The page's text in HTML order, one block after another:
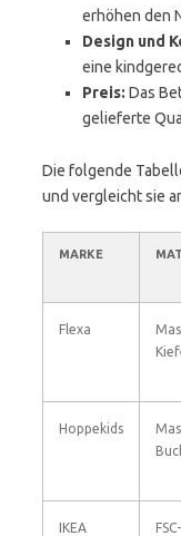
erhöhen den
Design und
eine
Preis: Das
gelieferte
Die folgende
und vergleicht sie
MARKE
Flexa
Hoppekids
IKEA
FSC-